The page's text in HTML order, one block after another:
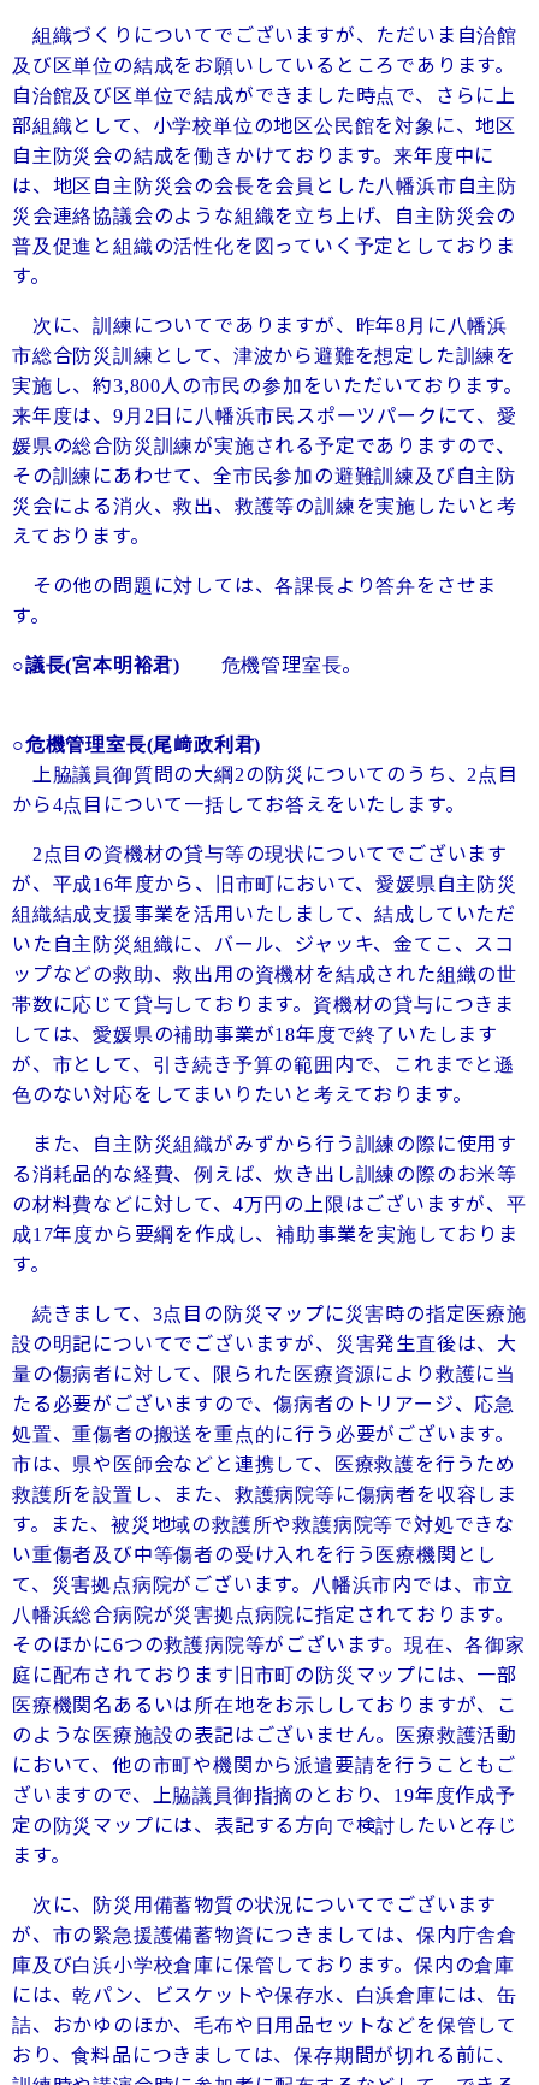
組織づくりについてでございますが、ただいま自治館
及び区単位の結成をお願いしているところであります。
自治館及び区単位で結成ができました時点で、さらに上
部組織として、小学校単位の地区公民館を対象に、地区
自主防災会の結成を働きかけております。来年度中に
は、地区自主防災会の会長を会員とした八幡浜市自主防
災会連絡協議会のような組織を立ち上げ、自主防災会の
普及促進と組織の活性化を図っていく予定としておりま
す。
次に、訓練についてでありますが、昨年8月に八幡浜
市総合防災訓練として、津波から避難を想定した訓練を
実施し、約3,800人の市民の参加をいただいております。
来年度は、
9月 2日に八幡浜市民スポーツパークにて、愛
媛県の総合防災訓練が実施される予定でありますので、
その訓練にあわせて、全市民参加の避難訓練及び自主防
災会による消火、救出、救護等の訓練を実施したいと考
えております。
その他の問題に対しては、各課長より答弁をさせま
す。
○議長(宮本明裕君) 危機管理室長。
○危機管理室長(尾﨑政利君)
上脇議員御質問の大綱2の防災についてのうち、2 点目
から4点目について一括してお答えをいたします。
2 点目の資機材の貸与等の現状についてでございます
が、平成16年度から、旧市町において、愛媛県自主防災
組織結成支援事業を活用いたしまして、結成していただ
いた自主防災組織に、バール、ジャッキ、金てこ、スコ
ップなどの救助、救出用の資機材を結成された組織の世
帯数に応じて貸与しております。資機材の貸与につきま
しては、愛媛県の補助事業が18年度で終了いたします
が、市として、引き続き予算の範囲内で、これまでと遜
色のない対応をしてまいりたいと考えております。
また、自主防災組織がみずから行う訓練の際に使用す
る消耗品的な経費、例えば、炊き出し訓練の際のお米等
の材料費などに対して、
4万円の上限はございますが、平
成17年度から要綱を作成し、補助事業を実施しておりま
す。
続きまして、
3点目の防災マップに災害時の指定医療施
設の明記についてでございますが、災害発生直後は、大
量の傷病者に対して、限られた医療資源により救護に当
たる必要がございますので、傷病者のトリアージ、応急
処置、重傷者の搬送を重点的に行う必要がございます。
市は、県や医師会などと連携して、医療救護を行うため
救護所を設置し、また、救護病院等に傷病者を収容しま
す。また、被災地域の救護所や救護病院等で対処できな
い重傷者及び中等傷者の受け入れを行う医療機関とし
て、災害拠点病院がございます。八幡浜市内では、市立
八幡浜総合病院が災害拠点病院に指定されております。
そのほかに6つの救護病院等がございます。現在、各御家
庭に配布されております旧市町の防災マップには、一部
医療機関名あるいは所在地をお示ししておりますが、こ
のような医療施設の表記はございません。医療救護活動
において、他の市町や機関から派遣要請を行うこともご
ざいますので、上脇議員御指摘のとおり、
19年度作成予
定の防災マップには、表記する方向で検討したいと存じ
ます。
次に、防災用備蓄物質の状況についてでございます
が、市の緊急援護備蓄物資につきましては、保内庁舎倉
庫及び白浜小学校倉庫に保管しております。保内の倉庫
には、乾パン、ビスケットや保存水、白浜倉庫には、缶
詰、おかゆのほか、毛布や日用品セットなどを保管して
おり、食料品につきましては、保存期間が切れる前に、